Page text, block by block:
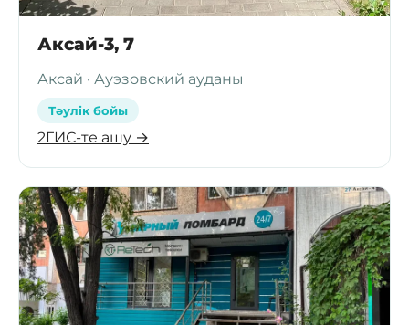
Аксай-3, 7
Аксай · Ауэзовский ауданы
Тәулік бойы
2ГИС-те ашу →